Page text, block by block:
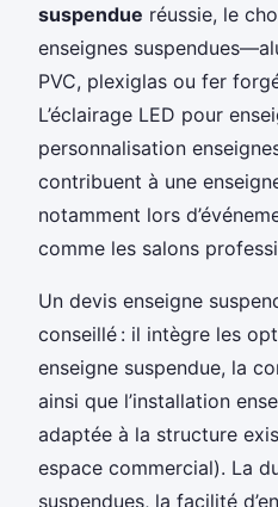
suspendue réussie, le
enseignes
PVC, plexiglas ou fer
L’éclairage LED pour
personnalisation
contribuent à une
notamment lors
comme les salons
Un devis enseigne
conseillé : il intègre les
enseigne suspendue, la
ainsi que l’installation
adaptée à la structure
espace commercial). La
suspendues, la facilité